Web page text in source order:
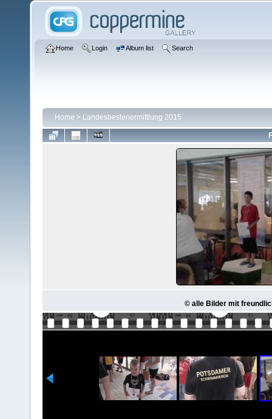
Home Login Album list Search
Home > Landesbestenermittlung 2015
© alle Bilder mit